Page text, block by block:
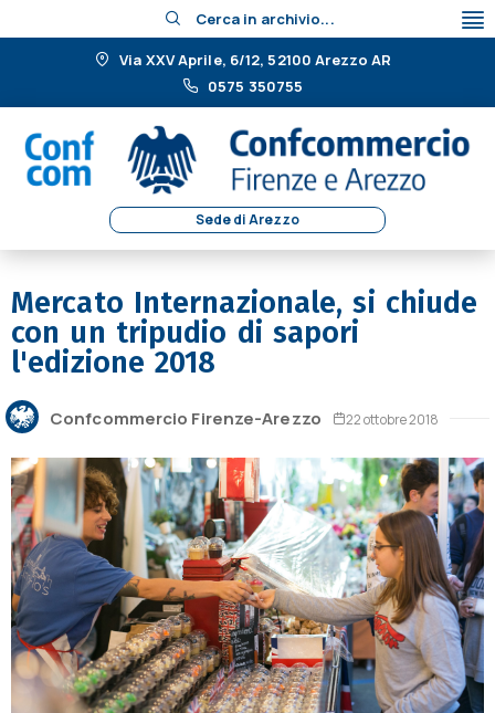
Cerca in archivio...
Via XXV Aprile, 6/12, 52100 Arezzo AR
0575 350755
Sede di Arezzo
Mercato Internazionale, si chiude
con un tripudio di sapori
l'edizione 2018
Confcommercio Firenze-Arezzo 22 ottobre 2018